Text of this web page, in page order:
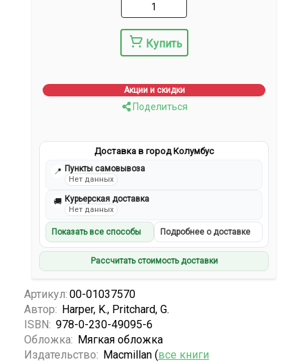
Купить
Акции и скидки
Поделиться
Доставка в город Колумбус
📍 Пункты самовывоза
Нет данных
🚚 Курьерская доставка
Нет данных
Показать все способы Подробнее о доставке
Рассчитать стоимость доставки
Артикул: 00-01037570
Автор: Harper, K., Pritchard, G.
ISBN: 978-0-230-49095-6
Обложка: Мягкая обложка
Издательство: Macmillan (все книги